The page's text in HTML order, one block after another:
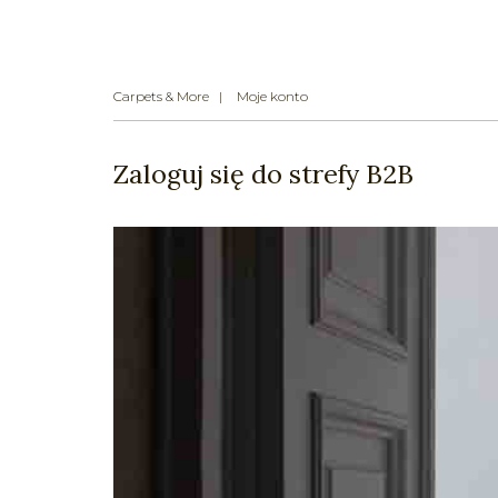
Carpets & More Moje konto
Zaloguj się do strefy B2B